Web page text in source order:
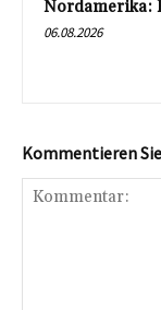
Nordamerika:
06.08.2026
Kommentieren